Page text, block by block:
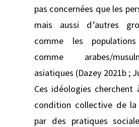
pas concernées que les
mais aussi d’autres
comme les populations
comme arabes/
asiatiques (Dazey 2021b ;
Ces idéologies cherchent
condition collective de la
par des pratiques